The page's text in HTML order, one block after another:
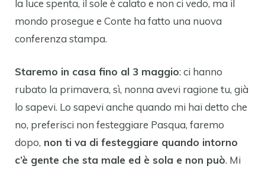
la luce spenta, il sole è calato e non ci vedo, ma il
mondo prosegue e Conte ha fatto una nuova
conferenza stampa.
Staremo in casa fino al 3 maggio: ci hanno
rubato la primavera, sì, nonna avevi ragione tu, già
lo sapevi. Lo sapevi anche quando mi hai detto che
no, preferisci non festeggiare Pasqua, faremo
dopo, non ti va di festeggiare quando intorno
c’è gente che sta male ed è sola e non può. Mi